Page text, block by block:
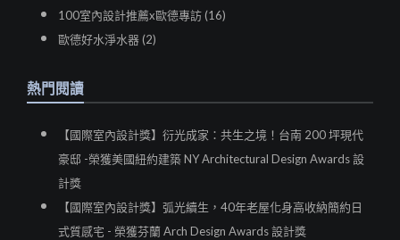
100室內設計推薦x歐德專訪 (16)
歐德好水淨水器 (2)
熱門閱讀
【國際室內設計獎】衍光成家：共生之境！台南 200 坪現代
豪邸 -榮獲美國紐約建築 NY Architectural Design Awards 設
計獎
【國際室內設計獎】弧光續生，40年老屋化身高收納簡約日
式質感宅 - 榮獲芬蘭 Arch Design Awards 設計獎